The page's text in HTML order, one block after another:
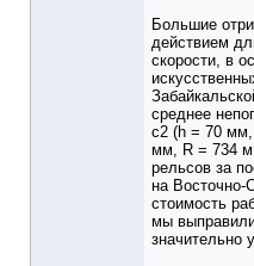
Большие
действием
скорости, в
среднее
с2 (h = 70
мм, R = 734
рельсов за
на
стоимость
мы
значительно